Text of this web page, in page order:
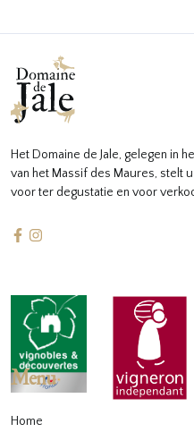
Het Domaine de Jale, gelegen in
van het Massif des Maures, stelt
voor ter degustatie en voor
Menu
Home